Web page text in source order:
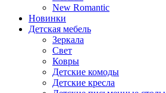
New Romantic
Новинки
Детская мебель
Зеркала
Свет
Ковры
Детские комоды
Детские кресла